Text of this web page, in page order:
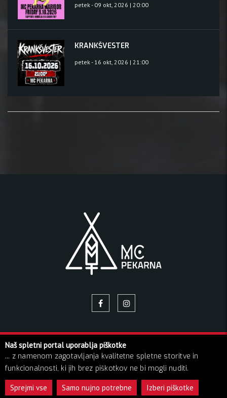
petek - 09 okt, 2026 | 20:00
KRANKŠVESTER
petek - 16 okt, 2026 | 21:00
© 2026 Pekarna | Vse pravice pridržane!
O NAS
NAPOVEDNIK GALERIJA SLIK
BLOG
KONTAKT
GDPR
Naš spletni portal uporablja piškotke
... z namenom zagotavljanja kvalitetne spletne storitve in
funkcionalnosti, ki jih brez piškotkov ne bi mogli nuditi.
Sprejmi vse
Samo nujno potrebne Izberi piškotke